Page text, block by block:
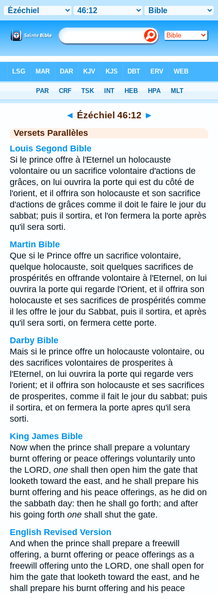
Chapitre 46> Verset 12
◄ Ézéchiel 46:12 ►
Versets Parallèles
Louis Segond Bible
Si le prince offre à l'Eternel un holocauste
volontaire ou un sacrifice volontaire d'actions de
grâces, on lui ouvrira la porte qui est du côté de
l'orient, et il offrira son holocauste et son sacrifice
d'actions de grâces comme il doit le faire le jour du
sabbat; puis il sortira, et l'on fermera la porte après
qu'il sera sorti.
Martin Bible
Que si le Prince offre un sacrifice volontaire,
quelque holocauste, soit quelques sacrifices de
prospérités en offrande volontaire à l'Eternel, on lui
ouvrira la porte qui regarde l'Orient, et il offrira son
holocauste et ses sacrifices de prospérités comme
il les offre le jour du Sabbat, puis il sortira, et après
qu'il sera sorti, on fermera cette porte.
Darby Bible
Mais si le prince offre un holocauste volontaire, ou
des sacrifices volontaires de prosperites à
l'Eternel, on lui ouvrira la porte qui regarde vers
l'orient; et il offrira son holocauste et ses sacrifices
de prosperites, comme il fait le jour du sabbat; puis
il sortira, et on fermera la porte apres qu'il sera
sorti.
King James Bible
Now when the prince shall prepare a voluntary
burnt offering or peace offerings voluntarily unto
the LORD, one shall then open him the gate that
looketh toward the east, and he shall prepare his
burnt offering and his peace offerings, as he did on
the sabbath day: then he shall go forth; and after
his going forth one shall shut the gate.
English Revised Version
And when the prince shall prepare a freewill
offering, a burnt offering or peace offerings as a
freewill offering unto the LORD, one shall open for
him the gate that looketh toward the east, and he
shall prepare his burnt offering and his peace